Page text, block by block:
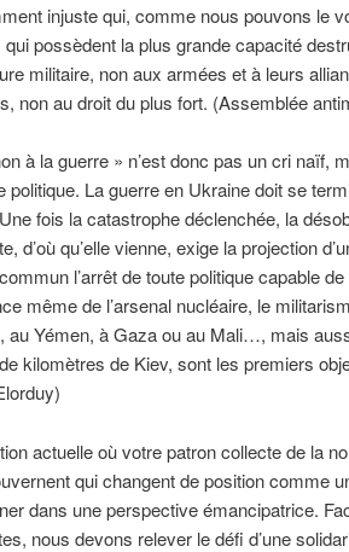
injuste qui, comme nous pouvons le
possèdent la plus grande capacité
militaire, non aux armées et à leurs
non au droit du plus fort. (Assemblée
à la guerre » n’est donc pas un cri naïf,
politique. La guerre en Ukraine doit se
fois la catastrophe déclenchée, la
d’où qu’elle vienne, exige la projection
l’arrêt de toute politique capable
même de l’arsenal nucléaire, le
au Yémen, à Gaza ou au Mali…, mais
kilomètres de Kiev, sont les premiers
actuelle où votre patron collecte de la
qui changent de position comme
dans une perspective émancipatrice.
nous devons relever le défi d’une